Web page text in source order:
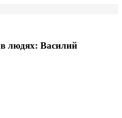
людях: Василий